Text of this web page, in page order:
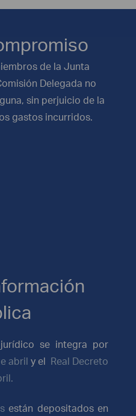
de la Junta
Delegada no
sin perjuicio de la
gastos incurridos.
se integra por
abril y el Real Decreto
están depositados en